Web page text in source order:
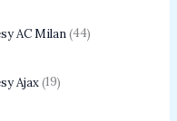
AC Milan 44
Ajax 19